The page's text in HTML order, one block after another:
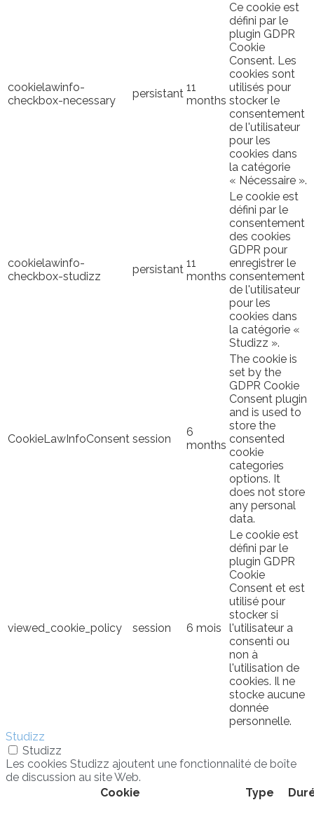
cookielawinfo-
checkbox-necessary
persistant 11
months
Ce cookie est
défini par le
plugin GDPR
Cookie
Consent. Les
cookies sont
utilisés pour
stocker le
consentement
de l'utilisateur
pour les
cookies dans
la catégorie
« Nécessaire ».
cookielawinfo-
checkbox-studizz
persistant 11
months
Le cookie est
défini par le
consentement
des cookies
GDPR pour
enregistrer le
consentement
de l'utilisateur
pour les
cookies dans
la catégorie «
Studizz ».
CookieLawInfoConsent session
6
months
The cookie is
set by the
GDPR Cookie
Consent plugin
and is used to
store the
consented
cookie
categories
options. It
does not store
any personal
data.
viewed_cookie_policy session 6 mois
Le cookie est
défini par le
plugin GDPR
Cookie
Consent et est
utilisé pour
stocker si
l'utilisateur a
consenti ou
non à
l'utilisation de
cookies. Il ne
stocke aucune
donnée
personnelle.
Studizz
Studizz
Les cookies Studizz ajoutent une fonctionnalité de boîte
de discussion au site Web.
Cookie
Type